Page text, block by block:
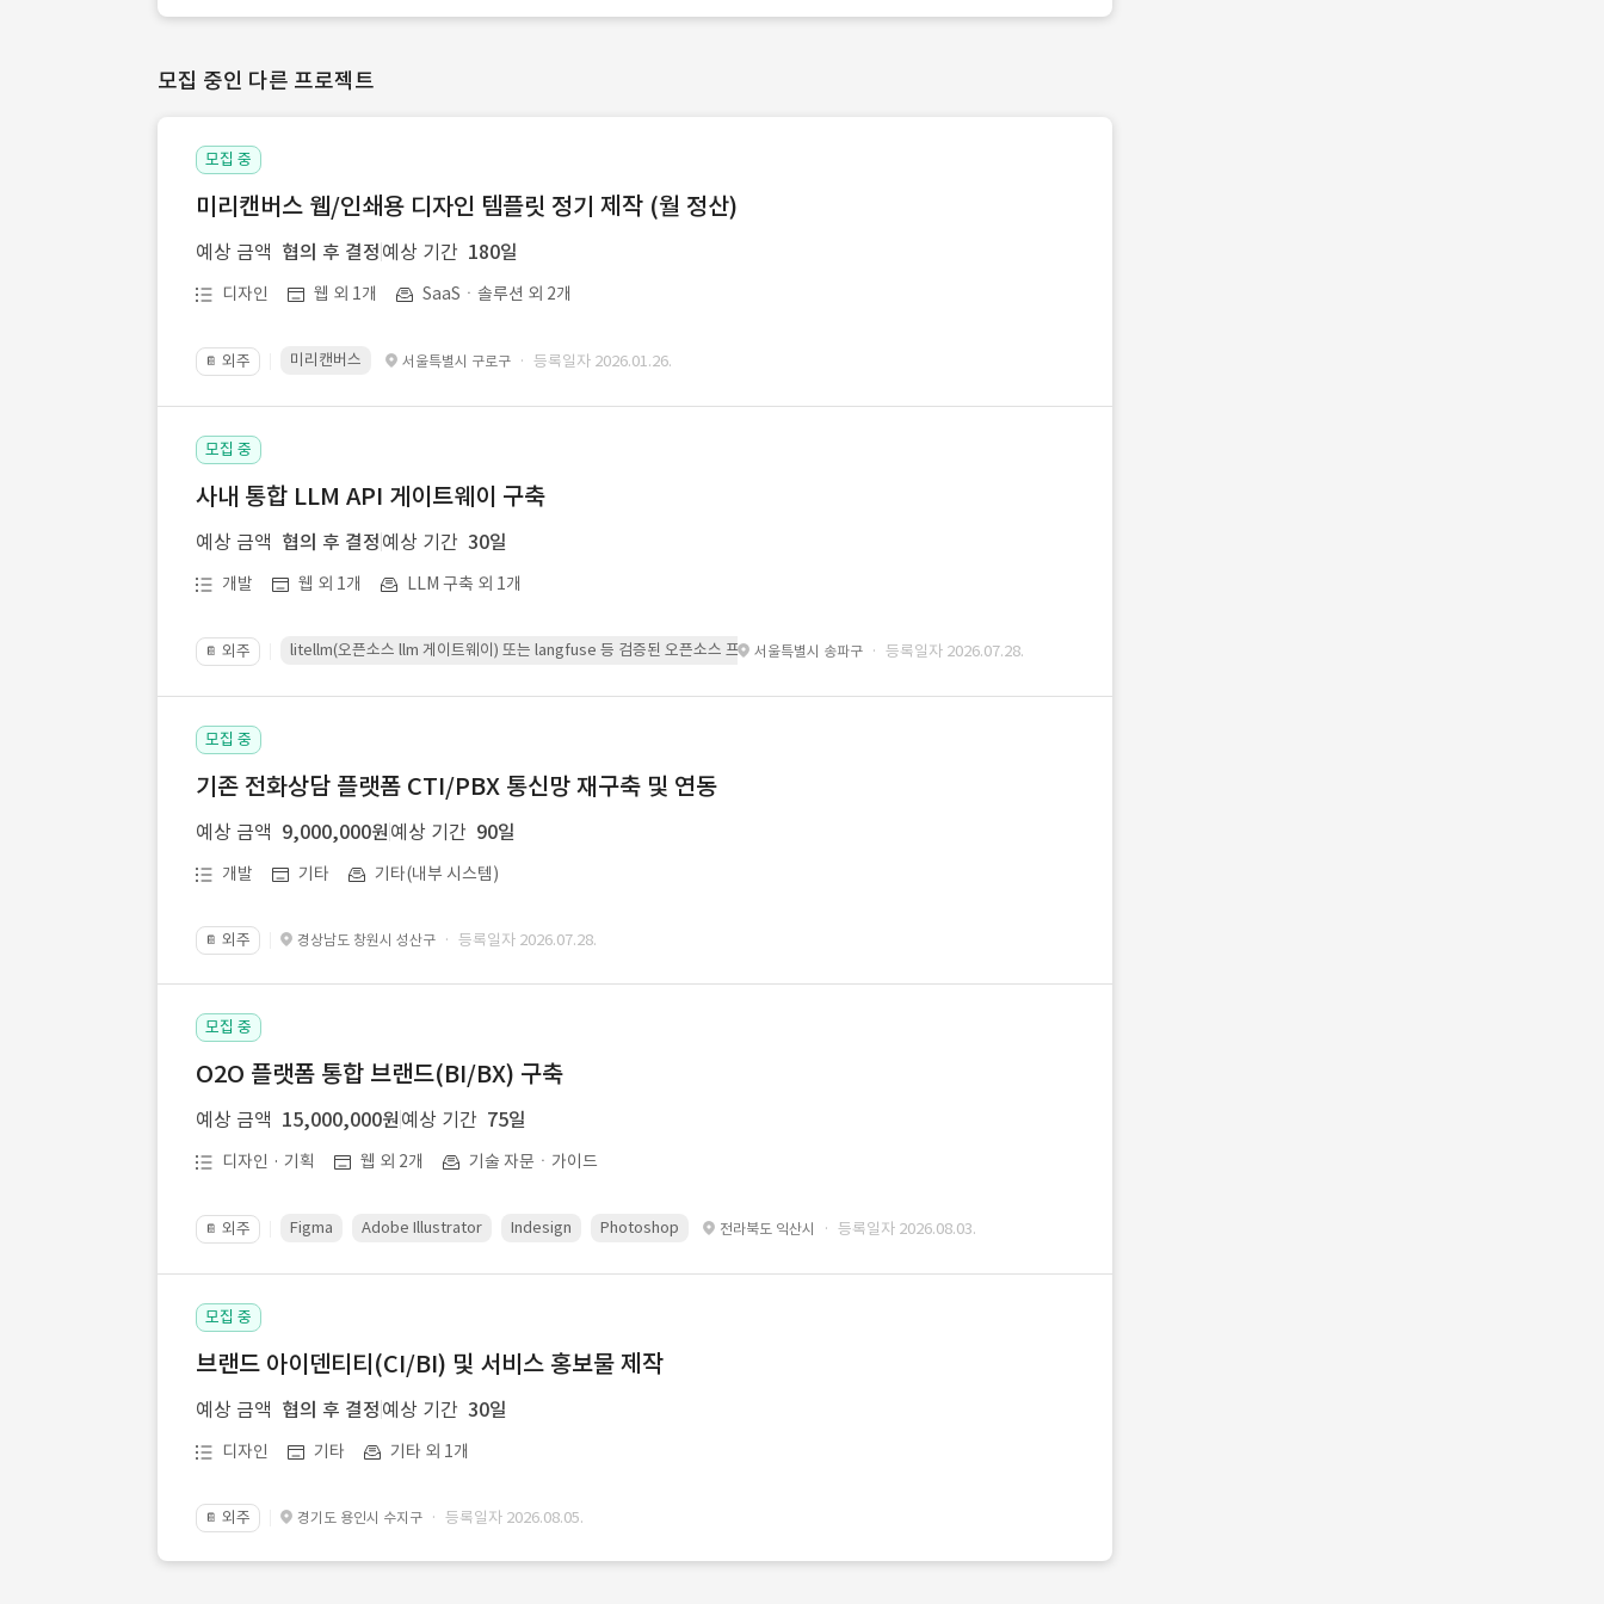
모집 중인 다른 프로젝트
모집 중
미리캔버스 웹/인쇄용 디자인 템플릿 정기 제작 (월 정산)
예상 금액 협의 후 결정 예상 기간 180일
디자인 웹 외 1개 SaaSㆍ솔루션 외 2개
📔 외주 미리캔버스 서울특별시 구로구 · 등록일자 2026.01.26.
모집 중
사내 통합 LLM API 게이트웨이 구축
예상 금액 협의 후 결정 예상 기간 30일
개발 웹 외 1개 LLM 구축 외 1개
📔 외주 litellm(오픈소스 llm 게이트웨이) 또는 langfuse 등 검증된 오픈소스 프레임워크를 기반으로 시스템을 구축
서울특별시 송파구 · 등록일자 2026.07.28.
모집 중
기존 전화상담 플랫폼 CTI/PBX 통신망 재구축 및 연동
예상 금액 9,000,000원 예상 기간 90일
개발 기타 기타(내부 시스템)
📔 외주 경상남도 창원시 성산구 · 등록일자 2026.07.28.
모집 중
O2O 플랫폼 통합 브랜드(BI/BX) 구축
예상 금액 15,000,000원 예상 기간 75일
디자인 · 기획 웹 외 2개 기술 자문ㆍ가이드
📔 외주 Figma Adobe Illustrator Indesign Photoshop 전라북도 익산시 · 등록일자 2026.08.03.
모집 중
브랜드 아이덴티티(CI/BI) 및 서비스 홍보물 제작
예상 금액 협의 후 결정 예상 기간 30일
디자인 기타 기타 외 1개
📔 외주 경기도 용인시 수지구 · 등록일자 2026.08.05.